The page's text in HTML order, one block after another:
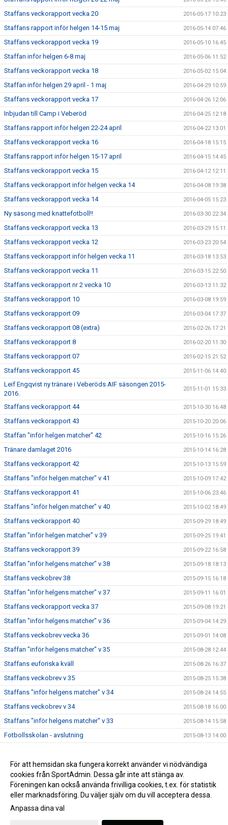
Staffans veckorapport vecka 20 2016-05-17 10:23
Staffans rapport inför helgen 14-15 maj 2016-05-14 07:46
Staffans veckorapport vecka 19 2016-05-10 16:45
Staffan inför helgen 6-8 maj 2016-05-06 11:52
Staffans veckorapport vecka 18 2016-05-02 15:04
Staffan inför helgen 29 april - 1 maj 2016-04-29 10:59
Staffans veckorapport vecka 17 2016-04-26 12:06
Inbjudan till Camp i Veberöd 2016-04-25 12:18
Staffans rapport inför helgen 22-24 april 2016-04-22 13:01
Staffans veckorapport vecka 16 2016-04-18 15:15
Staffans rapport inför helgen 15-17 april 2016-04-15 14:45
Staffans veckorapport vecka 15 2016-04-12 12:11
Staffans veckorapport inför helgen vecka 14 2016-04-08 19:38
Staffans veckorapport vecka 14 2016-04-05 15:23
Ny säsong med knattefotboll!! 2016-03-30 22:34
Staffans veckorapport vecka 13 2016-03-29 15:11
Staffans veckorapport vecka 12 2016-03-23 20:54
Staffans veckorapport inför helgen vecka 11 2016-03-18 13:53
Staffans veckorapport vecka 11 2016-03-15 22:50
Staffans veckorapport nr 2 vecka 10 2016-03-13 11:32
Staffans veckorapport 10 2016-03-08 19:59
Staffans veckorapport 09 2016-03-04 17:37
Staffans veckorapport 08 (extra) 2016-02-26 17:21
Staffans veckorapport 8 2016-02-20 11:30
Staffans veckorapport 07 2016-02-15 21:52
Staffans veckorapport 45 2015-11-06 14:40
Leif Engqvist ny tränare i Veberöds AIF säsongen 2015-
2016.
2015-11-01 15:33
Staffans veckorapport 44 2015-10-30 16:48
Staffans veckorapport 43 2015-10-20 20:06
Staffan "inför helgen matcher" 42 2015-10-16 15:26
Tränare damlaget 2016 2015-10-14 16:28
Staffans veckorapport 42 2015-10-13 15:59
Staffans "inför helgen matcher" v 41 2015-10-09 17:42
Staffans veckorapport 41 2015-10-06 23:46
Staffans "inför helgen matcher" v 40 2015-10-02 18:49
Staffans veckorapport 40 2015-09-29 18:49
Staffan "inför helgen matcher" v 39 2015-09-25 19:41
Staffans veckorapport 39 2015-09-22 16:58
Staffan "inför helgens matcher" v 38 2015-09-18 18:13
Staffans veckobrev 38 2015-09-15 16:18
Staffan "inför helgens matcher" v 37 2015-09-11 16:01
Staffans veckorapport vecka 37 2015-09-08 19:21
Staffan "inför helgens matcher" v 36 2015-09-04 14:29
Staffans veckobrev vecka 36 2015-09-01 14:08
Staffan "inför helgens matcher" v 35 2015-08-28 12:44
Staffans euforiska kväll 2015-08-26 16:37
Staffans veckobrev v 35 2015-08-25 15:38
Staffans "inför helgens matcher" v 34 2015-08-24 14:55
Staffans veckobrev v 34 2015-08-18 16:00
Staffans "inför helgens matcher" v 33 2015-08-14 15:58
Fotbollsskolan - avslutning 2015-08-13 14:00
Staffans veckobrev v 32 2015-08-04 09:07
Staffans “inför helgens matcher” v 31 2015-07-31 09:21
Gå till Webbversion
För att hemsidan ska fungera korrekt använder vi nödvändiga
cookies från SportAdmin. Dessa går inte att stänga av.
Föreningen kan också använda frivilliga cookies, t.ex. för statistik
eller marknadsföring. Du väljer själv om du vill acceptera dessa.
Anpassa dina val